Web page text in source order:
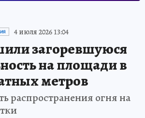
4 июля 2026 13:04
загоревшуюся
на площади в
метров
распространения огня на